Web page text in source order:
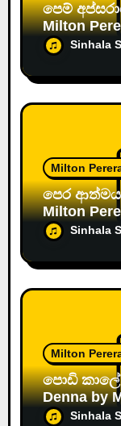
පෙම් අප්සරාවෝ | Pem
Milton
Sinhala
Milton
පෙර ආත්මයක | Pera
Milton
Sinhala
Milton
පොඩි කාලේ අපි
Sinhala